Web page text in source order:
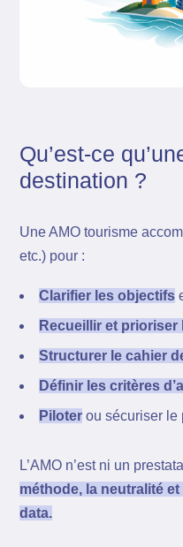
Qu’est-ce
destination ?
Une AMO tourisme
etc.) pour :
Clarifier les objectifs
Recueillir et prioriser
Structurer le cahier
Définir les critères
Piloter ou sécuriser le
L’AMO n’est ni un
méthode, la neutralité
data.